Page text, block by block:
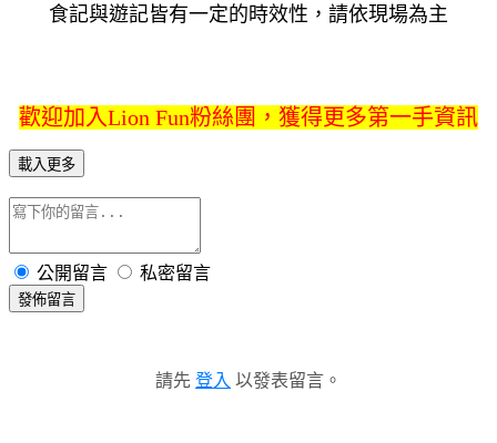
食記與遊記皆有一定的時效性，請依現場為主
歡迎加入Lion Fun粉絲團，獲得更多第一手資訊
載入更多
公開留言 私密留言
發佈留言
請先 登入 以發表留言。